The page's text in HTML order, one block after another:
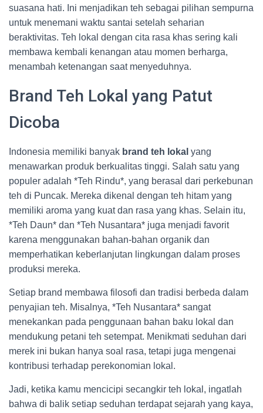
suasana hati. Ini menjadikan teh sebagai pilihan sempurna
untuk menemani waktu santai setelah seharian
beraktivitas. Teh lokal dengan cita rasa khas sering kali
membawa kembali kenangan atau momen berharga,
menambah ketenangan saat menyeduhnya.
Brand Teh Lokal yang Patut
Dicoba
Indonesia memiliki banyak brand teh lokal yang
menawarkan produk berkualitas tinggi. Salah satu yang
populer adalah *Teh Rindu*, yang berasal dari perkebunan
teh di Puncak. Mereka dikenal dengan teh hitam yang
memiliki aroma yang kuat dan rasa yang khas. Selain itu,
*Teh Daun* dan *Teh Nusantara* juga menjadi favorit
karena menggunakan bahan-bahan organik dan
memperhatikan keberlanjutan lingkungan dalam proses
produksi mereka.
Setiap brand membawa filosofi dan tradisi berbeda dalam
penyajian teh. Misalnya, *Teh Nusantara* sangat
menekankan pada penggunaan bahan baku lokal dan
mendukung petani teh setempat. Menikmati seduhan dari
merek ini bukan hanya soal rasa, tetapi juga mengenai
kontribusi terhadap perekonomian lokal.
Jadi, ketika kamu mencicipi secangkir teh lokal, ingatlah
bahwa di balik setiap seduhan terdapat sejarah yang kaya,